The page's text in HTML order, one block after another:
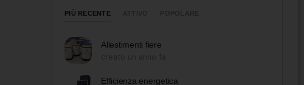
PIÙ RECENTE
Allestimenti fiere
Efficienza energetica